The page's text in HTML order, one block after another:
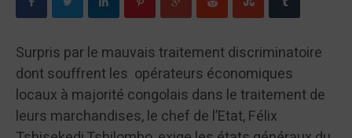
Surpris par le mauvais traitement discriminatoire
dont souffrent les opérateurs économiques
locaux à majorité congolais dans le traitement de
leurs marchandises, le chef de l’Etat, Félix